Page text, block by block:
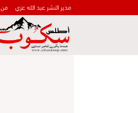
مدير النشر عبد الله عزي